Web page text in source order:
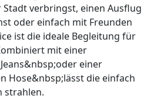
verbringst, einen Ausflug
oder einfach mit Freunden
ist die ideale Begleitung für
mit einer
einer
Hose&nbsp;lässt die einfach
strahlen.